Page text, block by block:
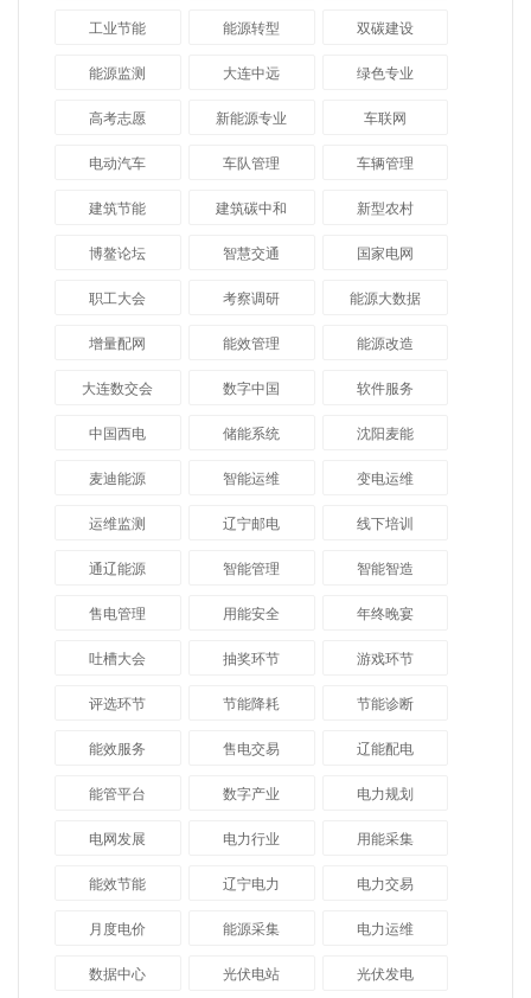
工业节能 能源转型 双碳建设
能源监测 大连中远 绿色专业
高考志愿 新能源专业 车联网
电动汽车 车队管理 车辆管理
建筑节能 建筑碳中和 新型农村
博鳌论坛 智慧交通 国家电网
职工大会 考察调研 能源大数据
增量配网 能效管理 能源改造
大连数交会 数字中国 软件服务
中国西电 储能系统 沈阳麦能
麦迪能源 智能运维 变电运维
运维监测 辽宁邮电 线下培训
通辽能源 智能管理 智能智造
售电管理 用能安全 年终晚宴
吐槽大会 抽奖环节 游戏环节
评选环节 节能降耗 节能诊断
能效服务 售电交易 辽能配电
能管平台 数字产业 电力规划
电网发展 电力行业 用能采集
能效节能 辽宁电力 电力交易
月度电价 能源采集 电力运维
数据中心 光伏电站 光伏发电